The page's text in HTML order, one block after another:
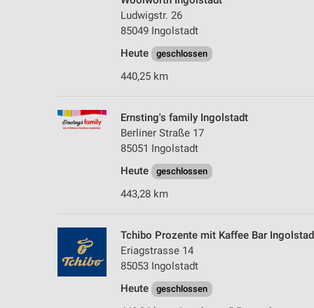
Ludwigstr. 26
85049 Ingolstadt
Heute
geschlossen
440,25 km
Ernsting's family Ingolstadt
Berliner Straße 17
85051 Ingolstadt
Heute
geschlossen
443,28 km
Tchibo Prozente mit Kaffee Bar
Eriagstrasse 14
85053 Ingolstadt
Heute
geschlossen